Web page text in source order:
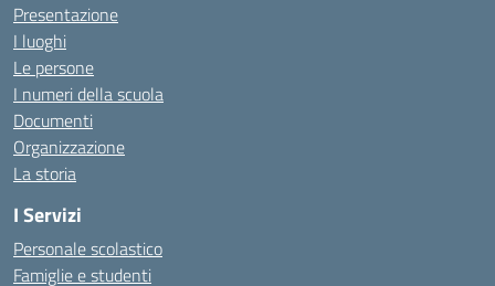
Presentazione
I luoghi
Le persone
I numeri della scuola
Documenti
Organizzazione
La storia
I Servizi
Personale scolastico
Famiglie e studenti